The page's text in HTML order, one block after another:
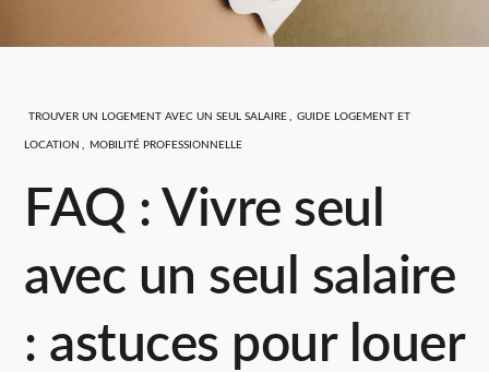
TROUVER UN LOGEMENT AVEC UN SEUL SALAIRE GUIDE LOGEMENT ET
LOCATION MOBILITÉ PROFESSIONNELLE
FAQ : Vivre seul
avec un seul salaire
: astuces pour louer